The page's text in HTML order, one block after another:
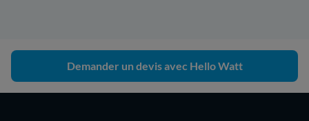
Demander un devis avec Hello Watt